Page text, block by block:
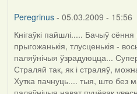
Peregrinus- 05.03.2009 - 15:56
Кнігаўкі пайшлі..... Бачыў
прыгожанькія, тлусценькія -
паляўнічыя ўзрадуюцца...
Страляй так, як і страляў,
Хутка пачнуць.... тыя, што без